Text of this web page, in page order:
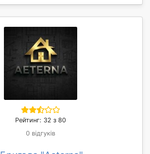
Рейтинг: 32 з 80
0 відгуків